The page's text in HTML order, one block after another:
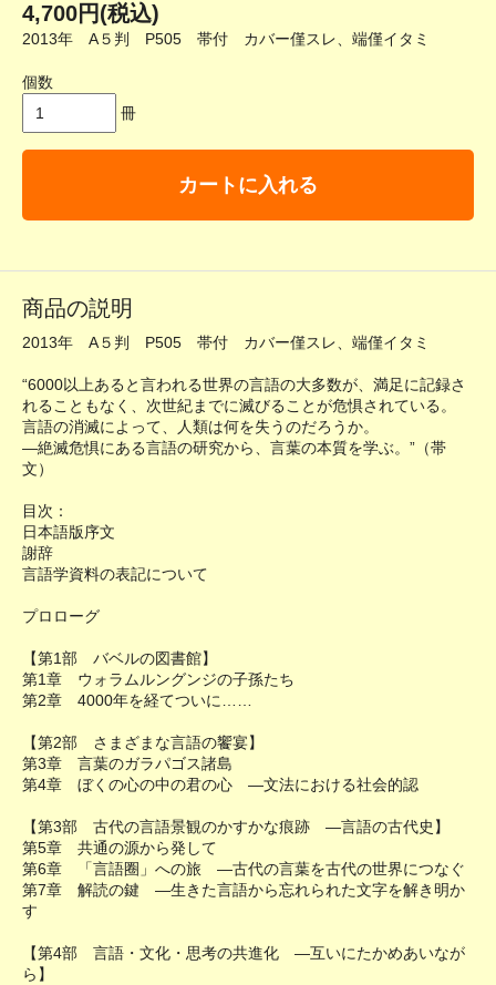
4,700円(税込)
2013年 A５判 P505 帯付 カバー僅スレ、端僅イタミ
個数
冊
カートに入れる
商品の説明
2013年 A５判 P505 帯付 カバー僅スレ、端僅イタミ
“6000以上あると言われる世界の言語の大多数が、満足に記録さ
れることもなく、次世紀までに滅びることが危惧されている。
言語の消滅によって、人類は何を失うのだろうか。
―絶滅危惧にある言語の研究から、言葉の本質を学ぶ。”（帯
文）
目次：
日本語版序文
謝辞
言語学資料の表記について
プロローグ
【第1部 バベルの図書館】
第1章 ウォラムルングンジの子孫たち
第2章 4000年を経てついに……
【第2部 さまざまな言語の饗宴】
第3章 言葉のガラパゴス諸島
第4章 ぼくの心の中の君の心 ―文法における社会的認
【第3部 古代の言語景観のかすかな痕跡 ―言語の古代史】
第5章 共通の源から発して
第6章 「言語圈」への旅 ―古代の言葉を古代の世界につなぐ
第7章 解読の鍵 ―生きた言語から忘れられた文字を解き明か
す
【第4部 言語・文化・思考の共進化 ―互いにたかめあいなが
ら】